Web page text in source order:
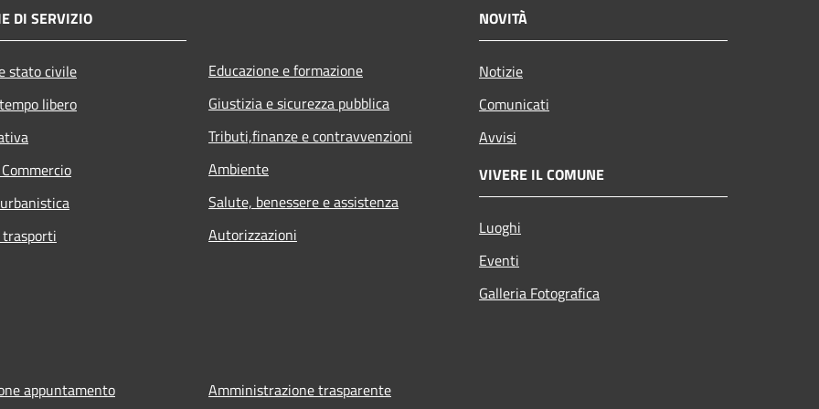
DI SERVIZIO
stato civile
libero
Educazione e formazione
Giustizia e sicurezza pubblica
Tributi,finanze e contravvenzioni
Ambiente
Salute, benessere e assistenza
Autorizzazioni
NOVITÀ
Notizie
Comunicati
Avvisi
VIVERE IL COMUNE
Luoghi
Eventi
Galleria Fotografica
appuntamento Amministrazione trasparente